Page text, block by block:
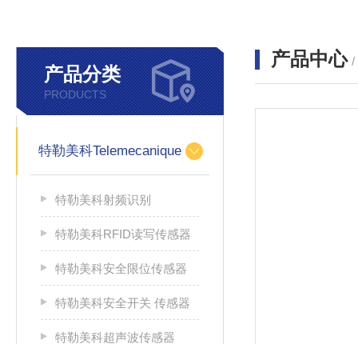
产品分类
PRODUCTS
特勒美科Telemecanique
特勒美科射频识别
特勒美科RFID读写传感器
特勒美科安全限位传感器
特勒美科安全开关 传感器
特勒美科超声波传感器
产品中心 /